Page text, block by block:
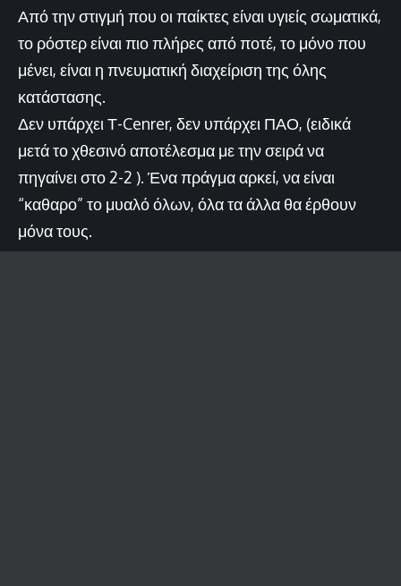
Από την στιγμή που οι παίκτες είναι υγιείς σωματικά,
το ρόστερ είναι πιο πλήρες από ποτέ, το μόνο που
μένει, είναι η πνευματική διαχείριση της όλης
κατάστασης.
Δεν υπάρχει Τ-Cenrer, δεν υπάρχει ΠΑΟ, (ειδικά
μετά το χθεσινό αποτέλεσμα με την σειρά να
πηγαίνει στο 2-2 ). Ένα πράγμα αρκεί, να είναι
“καθαρο” το μυαλό όλων, όλα τα άλλα θα έρθουν
μόνα τους.